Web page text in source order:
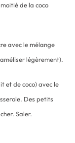
de la coco
avec le mélange
légèrement).
et de coco) avec le
Des petits
Saler.